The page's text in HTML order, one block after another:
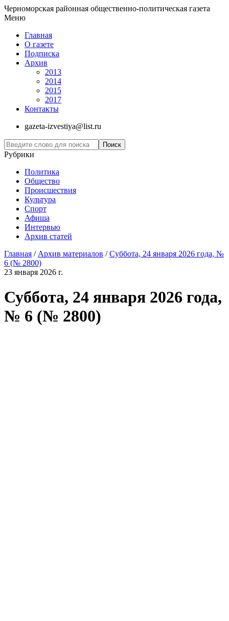
Черноморская районная общественно-политическая газета
Меню
Главная
О газете
Подписка
Архив
2013
2014
2015
2017
Контакты
gazeta-izvestiya@list.ru
Рубрики
Политика
Общество
Проиcшествия
Культура
Спорт
Афиша
Интервью
Архив статей
Главная / Архив материалов /Суббота, 24 января 2026 года, №
6 (№ 2800)
23 января 2026 г.
Суббота, 24 января 2026 года,
№ 6 (№ 2800)